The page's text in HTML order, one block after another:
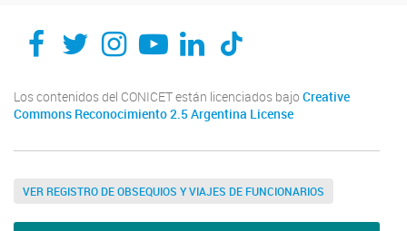
Los contenidos del CONICET están licenciados bajo Creative
Commons Reconocimiento 2.5 Argentina License
VER REGISTRO DE OBSEQUIOS Y VIAJES DE FUNCIONARIOS